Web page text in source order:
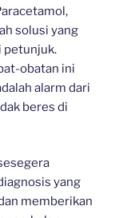
solusi yang
petunjuk.
obatan ini
alarm dari
beres di
yang
memberikan